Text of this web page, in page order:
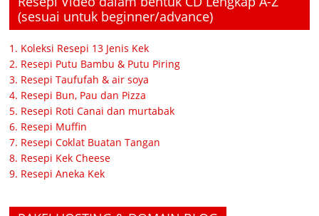
(sesuai untuk beginner/advance)
1. Koleksi Resepi 13 Jenis Kek
2. Resepi Putu Bambu & Putu Piring
3. Resepi Taufufah & air soya
4. Resepi Bun, Pau dan Pizza
5. Resepi Roti Canai dan murtabak
6. Resepi Muffin
7. Resepi Coklat Buatan Tangan
8. Resepi Kek Cheese
9. Resepi Aneka Kek